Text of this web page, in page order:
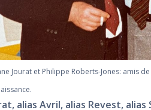
Jourat et Philippe Roberts-Jones: amis
alias Avril, alias Revest,